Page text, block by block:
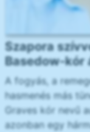
Szapora
Basedow-kór
A fogyás, a
hasmenés más
Graves kór nevű
azonban egy